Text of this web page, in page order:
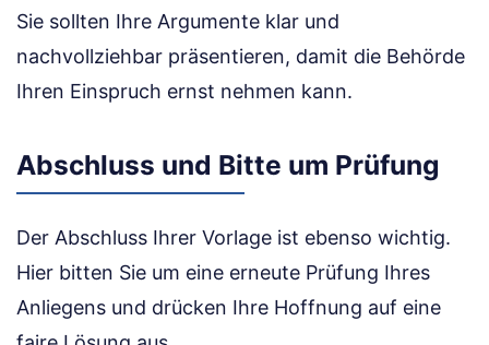
Sie sollten Ihre Argumente klar und
nachvollziehbar präsentieren, damit die Behörde
Ihren Einspruch ernst nehmen kann.
Abschluss und Bitte um Prüfung
Der Abschluss Ihrer Vorlage ist ebenso wichtig.
Hier bitten Sie um eine erneute Prüfung Ihres
Anliegens und drücken Ihre Hoffnung auf eine